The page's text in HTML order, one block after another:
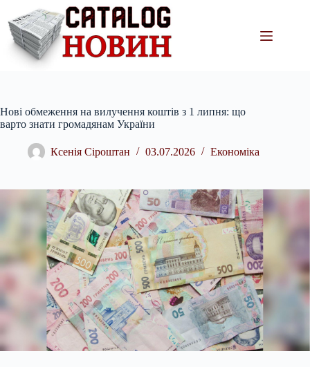
вмісту
Нові обмеження на вилучення коштів з 1 липня: що
варто знати громадянам України
Ксенія Сіроштан 03.07.2026 Економіка